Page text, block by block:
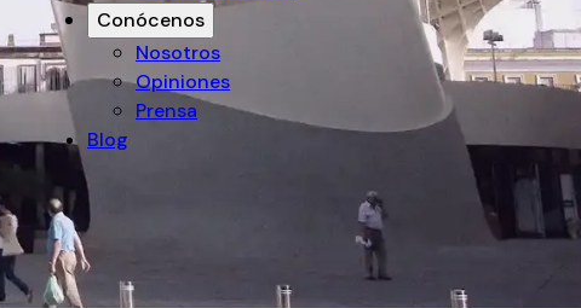
Conócenos
Nosotros
Opiniones
Prensa
Blog